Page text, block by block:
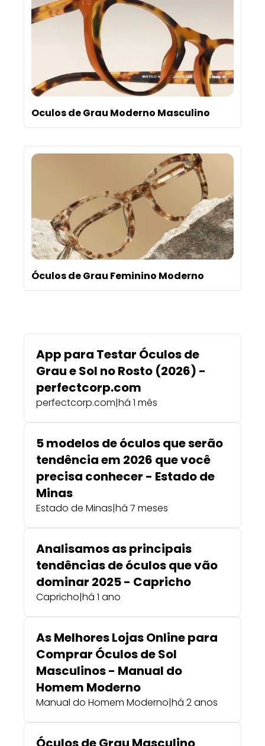
Oculos de Grau Moderno Masculino
Óculos de Grau Feminino Moderno
App para Testar Óculos de
Grau e Sol no Rosto (2026) -
perfectcorp.com
perfectcorp.com|há 1 mês
5 modelos de óculos que serão
tendência em 2026 que você
precisa conhecer - Estado de
Minas
Estado de Minas|há 7 meses
Analisamos as principais
tendências de óculos que vão
dominar 2025 - Capricho
Capricho|há 1 ano
As Melhores Lojas Online para
Comprar Óculos de Sol
Masculinos - Manual do
Homem Moderno
Manual do Homem Moderno|há 2 anos